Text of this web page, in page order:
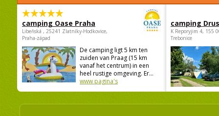
camping Oase Praha
Libeňská , 25241 Zlatníky-Hodkovice,
Praha-západ
De camping ligt 5 km ten
zuiden van Praag (15 km
vanaf het centrum) in een
heel rustige omgeving. Er...
www pagina's
camping
K Reporyjim 4, 155
Trebonice